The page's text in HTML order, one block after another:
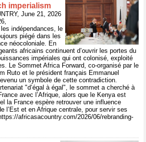
imperialism
June 21, 2026
indépendances, le
piégé dans les
néocoloniale. En
africains continuent d’ouvrir les portes du
impériales qui ont colonisé, exploité
Le Sommet Africa Forward, co-organisé par le
Ruto et le président français Emmanuel
un symbole de cette contradiction.
"d’égal à égal", le sommet a cherché à
avec l’Afrique, alors que le Kenya est
la France espère retrouver une influence
l’Est et en Afrique centrale, pour servir ses
africasacountry.com/2026/06/rebranding-